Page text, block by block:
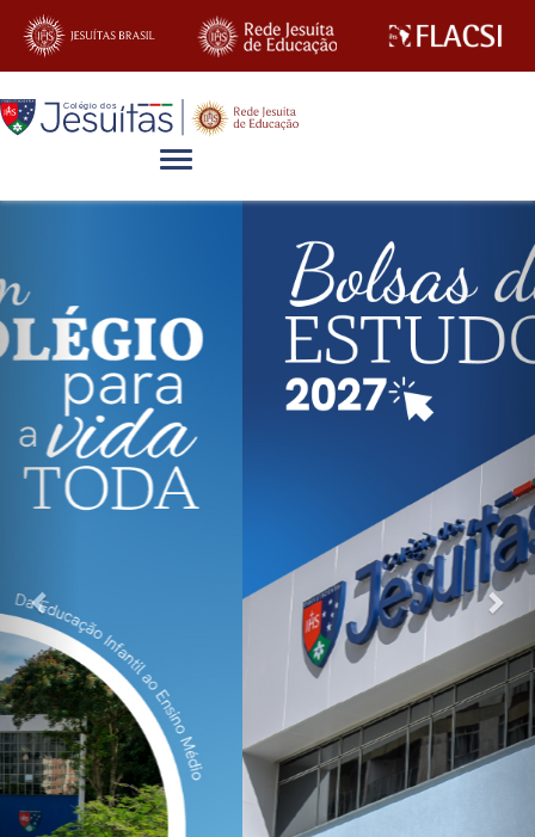
Alternar navegação